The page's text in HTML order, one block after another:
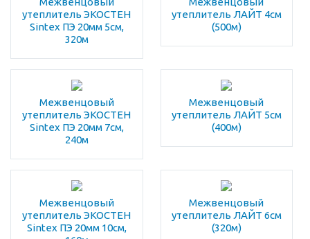
утеплитель ЭКОСТЕН
Sintex ПЭ 20мм 5см,
320м
утеплитель ЛАЙТ 4см
(500м)
Межвенцовый
утеплитель ЭКОСТЕН
Sintex ПЭ 20мм 7см,
240м
Межвенцовый
утеплитель ЛАЙТ 5см
(400м)
Межвенцовый
утеплитель ЭКОСТЕН
Sintex ПЭ 20мм 10см,
Межвенцовый
утеплитель ЛАЙТ 6см
(320м)